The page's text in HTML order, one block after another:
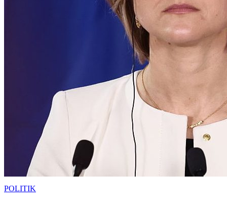
POLITIK